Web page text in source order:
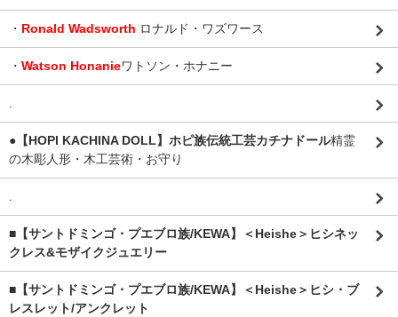
・ Ronald Wadsworth ロナルド・ワズワース
・ Watson Honanieワトソン・ホナニー
.
●【HOPI KACHINA DOLL】ホピ族伝統工芸カチナドール精霊
の木彫人形・木工芸術・お守り
.
■【サントドミンゴ・プエブロ族/KEWA】＜Heishe＞ヒシネッ
クレス&モザイクジュエリー
■【サントドミンゴ・プエブロ族/KEWA】＜Heishe＞ヒシ・ブ
レスレット/アンクレット